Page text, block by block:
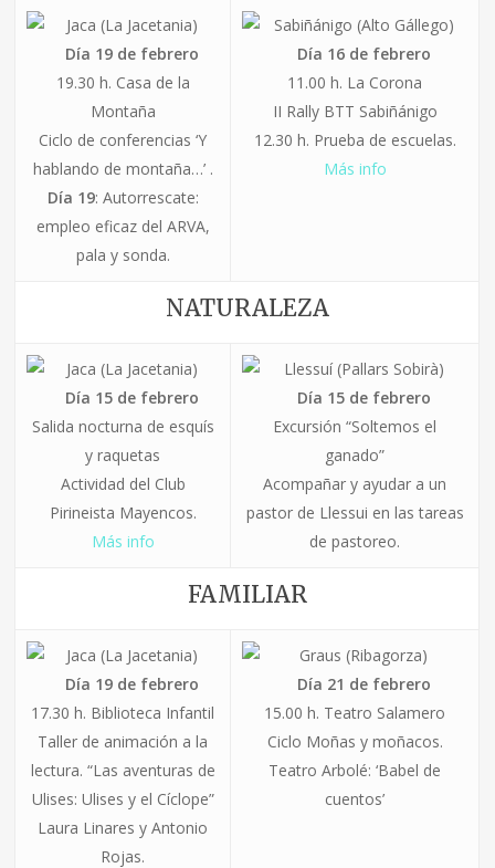
Jaca (La Jacetania)
Día 19 de febrero
19.30 h. Casa de la
Montaña
Ciclo de conferencias ‘Y
hablando de montaña…’ .
Día 19: Autorrescate:
empleo eficaz del ARVA,
pala y sonda.
Sabiñánigo (Alto Gállego)
Día 16 de febrero
11.00 h. La Corona
II Rally BTT Sabiñánigo
12.30 h. Prueba de escuelas.
Más info
NATURALEZA
Jaca (La Jacetania)
Día 15 de febrero
Salida nocturna de esquís
y raquetas
Actividad del Club
Pirineista Mayencos.
Más info
Llessuí (Pallars Sobirà)
Día 15 de febrero
Excursión “Soltemos el
ganado”
Acompañar y ayudar a un
pastor de Llessui en las tareas
de pastoreo.
FAMILIAR
Jaca (La Jacetania)
Día 19 de febrero
17.30 h. Biblioteca Infantil
Taller de animación a la
lectura. “Las aventuras de
Ulises: Ulises y el Cíclope”
Laura Linares y Antonio
Rojas.
Graus (Ribagorza)
Día 21 de febrero
15.00 h. Teatro Salamero
Ciclo Moñas y moñacos.
Teatro Arbolé: ‘Babel de
cuentos’